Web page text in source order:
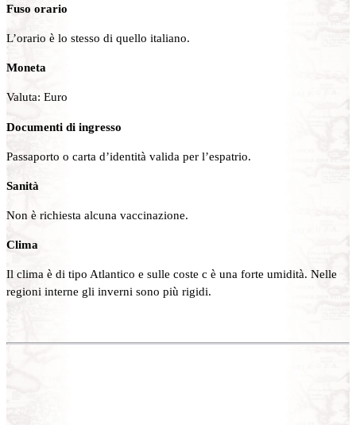
Fuso orario
L’orario è lo stesso di quello italiano.
Moneta
Valuta: Euro
Documenti di ingresso
Passaporto o carta d’identità valida per l’espatrio.
Sanità
Non è richiesta alcuna vaccinazione.
Clima
Il clima è di tipo Atlantico e sulle coste c è una forte umidità. Nelle
regioni interne gli inverni sono più rigidi.